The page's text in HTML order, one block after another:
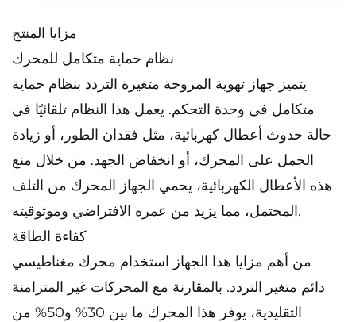
مزايا المنتج
نظام حماية متكامل للمحرك
يتميز جهاز تهوية المروحة متغيرة التردد بنظام حماية
متكامل في وحدة التحكم. يعمل هذا النظام تلقائيًا في
حالة حدوث أعطال كهربائية، مثل فقدان الطور، أو زيادة
الحمل على المحرك، أو انخفاض الجهد. من خلال منع
هذه الأعطال الكهربائية، يحمي الجهاز المحرك من التلف
المحتمل، مما يزيد من عمره الافتراضي وموثوقيته.
كفاءة الطاقة
من أهم مزايا هذا الجهاز استخدام محرك مغناطيسي
دائم متغير التردد. بالمقارنة مع المحركات غير المتزامنة
التقليدية، يوفر هذا المحرك ما بين 30% و50% من